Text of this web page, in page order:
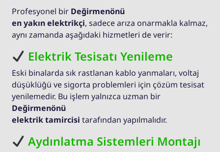
Profesyonel bir Değirmenönü
en yakın elektrikçi, sadece arıza onarmakla kalmaz,
aynı zamanda aşağıdaki hizmetleri de verir:
Elektrik Tesisatı Yenileme
Eski binalarda sık rastlanan kablo yanmaları, voltaj
düşüklüğü ve sigorta problemleri için çözüm tesisat
yenilemedir. Bu işlem yalnızca uzman bir
Değirmenönü
elektrik tamircisi tarafından yapılmalıdır.
Aydınlatma Sistemleri Montajı